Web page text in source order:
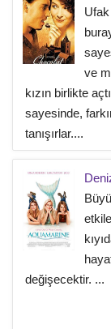
ve
kızın birlikte
sayesinde,
tanışırlar....
değişecektir. ...